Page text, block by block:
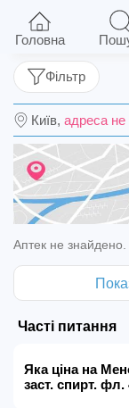
спирт.
Київ, адреса не
Фільтр
Аптек не знайдено.
Часті питання
Яка ціна на
заст. спирт.
Головна